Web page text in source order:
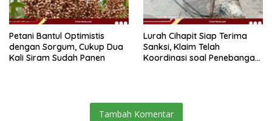
Petani Bantul Optimistis
dengan Sorgum, Cukup Dua
Kali Siram Sudah Panen
Lurah Cihapit Siap Terima
Sanksi, Klaim Telah
Koordinasi soal Penebangan
Tambah Komentar